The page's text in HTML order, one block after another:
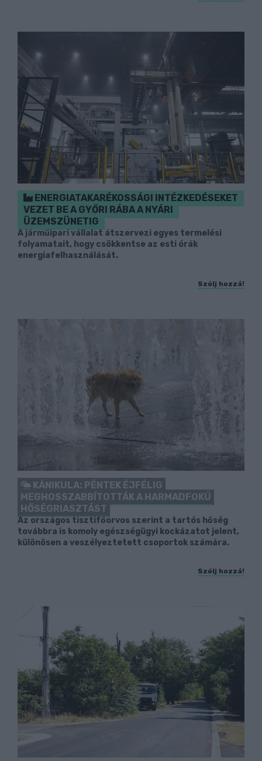
ENERGIATAKARÉKOSSÁGI INTÉZKEDÉSEKET
VEZET BE A GYŐRI RÁBA A NYÁRI
ÜZEMSZÜNETIG
A járműipari vállalat átszervezi egyes termelési
folyamatait, hogy csökkentse az esti órák
energiafelhasználását.
Szólj hozzá!
KÁNIKULA: PÉNTEK ÉJFÉLIG
MEGHOSSZABBÍTOTTÁK A HARMADFOKÚ
HŐSÉGRIASZTÁST
Az országos tisztifőorvos szerint a tartós hőség
továbbra is komoly egészségügyi kockázatot jelent,
különösen a veszélyeztetett csoportok számára.
Szólj hozzá!